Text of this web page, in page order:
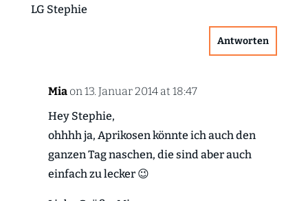
LG Stephie
Antworten
Mia on 13. Januar 2014 at 18:47
Hey Stephie,
ohhhh ja, Aprikosen könnte ich auch den
ganzen Tag naschen, die sind aber auch
einfach zu lecker 😉